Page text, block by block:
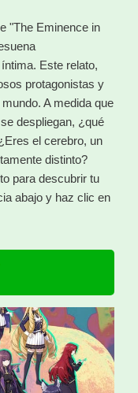
"The Eminence in
Este relato,
protagonistas y
A medida que
despliegan, ¿qué
el cerebro, un
distinto?
para descubrir tu
abajo y haz clic en